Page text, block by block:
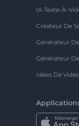
IA Texte-À-
Créateur De
Générateur
Générateur
Idées De